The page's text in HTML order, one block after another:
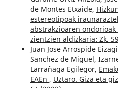
de Montes Etxaide,
estereotipoak
abstrakzioaren ondorioak
zientzien aldizkaria: Zk.
Juan Jose Arrospide
Sanchez de Miguel,
Larrañaga Egilegor,
EAEn , Uztaro. Giza eta